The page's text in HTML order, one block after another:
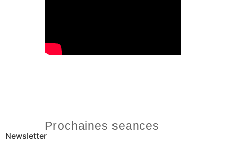
Prochaines seances
Newsletter